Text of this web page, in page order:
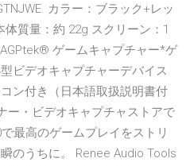
カラー：ブラック+レッ
体質量：約 22g スクリーン：1
ゲームキャプチャー*ゲ
ビデオキャプチャーデバイス
ン付き（日本語取扱説明書付
ー・ビデオキャプチャストアで
最高のゲームプレイをストリ
のうちに。 Renee Audio Tools